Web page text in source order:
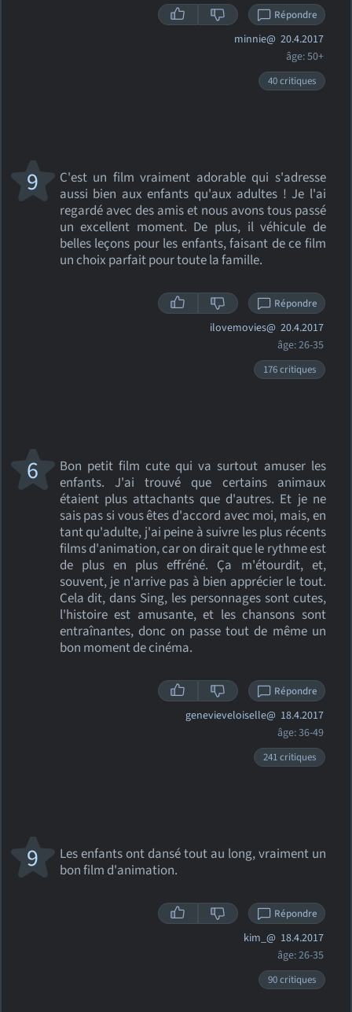
Répondre
minnie@ 20.4.2017
âge: 50+
40 critiques
C'est un film vraiment adorable qui s'adresse
aussi bien aux enfants qu'aux adultes ! Je l'ai
regardé avec des amis et nous avons tous passé
un excellent moment. De plus, il véhicule de
belles leçons pour les enfants, faisant de ce film
un choix parfait pour toute la famille.
9
Répondre
ilovemovies@ 20.4.2017
âge: 26-35
176 critiques
Bon petit film cute qui va surtout amuser les
enfants. J'ai trouvé que certains animaux
étaient plus attachants que d'autres. Et je ne
sais pas si vous êtes d'accord avec moi, mais, en
tant qu'adulte, j'ai peine à suivre les plus récents
films d'animation, car on dirait que le rythme est
de plus en plus effréné. Ça m'étourdit, et,
souvent, je n'arrive pas à bien apprécier le tout.
Cela dit, dans Sing, les personnages sont cutes,
l'histoire est amusante, et les chansons sont
entraînantes, donc on passe tout de même un
bon moment de cinéma.
6
Répondre
genevieveloiselle@ 18.4.2017
âge: 36-49
241 critiques
Les enfants ont dansé tout au long, vraiment un
bon film d'animation.
9
Répondre
kim_@ 18.4.2017
âge: 26-35
90 critiques